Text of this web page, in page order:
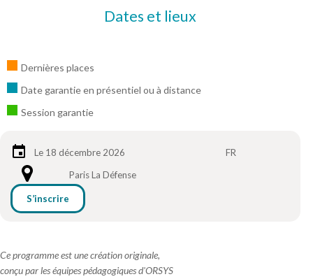
Dates et lieux
Dernières places
Date garantie en présentiel ou à distance
Session garantie
Le 18 décembre 2026
FR
Paris La Défense
S’inscrire
Ce programme est une création originale,
conçu par les équipes pédagogiques d'ORSYS